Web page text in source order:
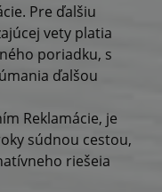
Pre ďalšiu
vety platia
poriadku, s
ďalšou
Reklamácie, je
súdnou cestou,
riešeia